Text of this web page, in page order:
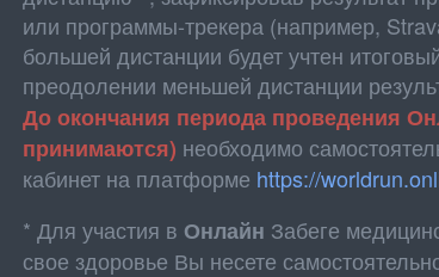
или программы-трекера (например,
большей дистанции будет учтен
преодолении меньшей дистанции
До окончания периода проведения
принимаются) необходимо
кабинет на платформе https://
* Для участия в Онлайн Забеге
свое здоровье Вы несете